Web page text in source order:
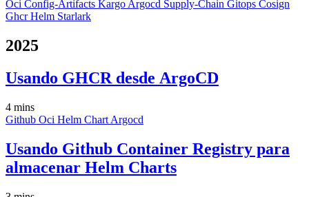
Oci Config-Artifacts Kargo Argocd Supply-Chain Gitops Cosign
GhcrHelm Starlark
2025
Usando GHCR desde ArgoCD
4 mins
Github Oci Helm Chart Argocd
Usando Github Container Registry para
almacenar Helm Charts